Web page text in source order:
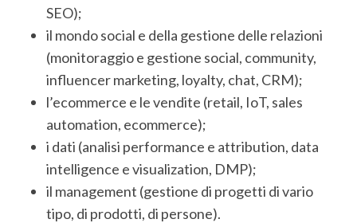
SEO);
il mondo social e della gestione delle relazioni
(monitoraggio e gestione social, community,
influencer marketing, loyalty, chat, CRM);
l’ecommerce e le vendite (retail, IoT, sales
automation, ecommerce);
i dati (analisi performance e attribution, data
intelligence e visualization, DMP);
il management (gestione di progetti di vario
tipo, di prodotti, di persone).